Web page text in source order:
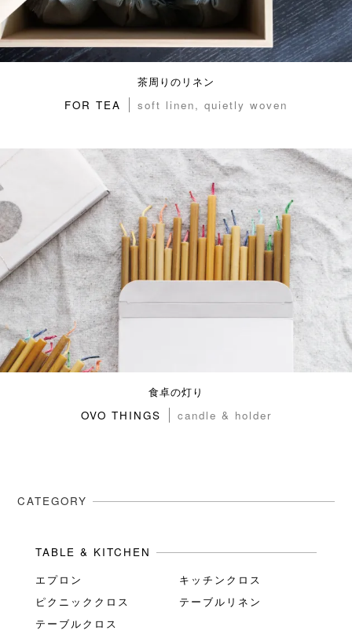
茶周りのリネン
FOR TEA
soft linen, quietly woven
食卓の灯り
OVO THINGS
candle & holder
CATEGORY
TABLE & KITCHEN
エプロン
キッチンクロス
ピクニッククロス
テーブルリネン
テーブルクロス